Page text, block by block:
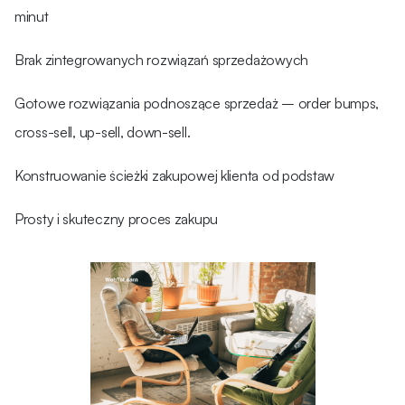
minut
Brak zintegrowanych rozwiązań sprzedażowych
Gotowe rozwiązania podnoszące sprzedaż – order bumps,
cross-sell, up-sell, down-sell.
Konstruowanie ścieżki zakupowej klienta od podstaw
Prosty i skuteczny proces zakupu